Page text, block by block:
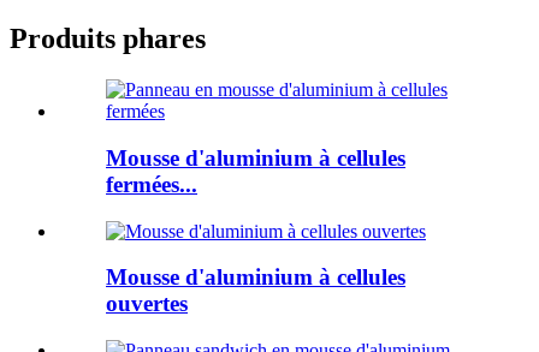
Produits phares
Mousse d'aluminium à cellules
fermées...
Mousse d'aluminium à cellules
ouvertes